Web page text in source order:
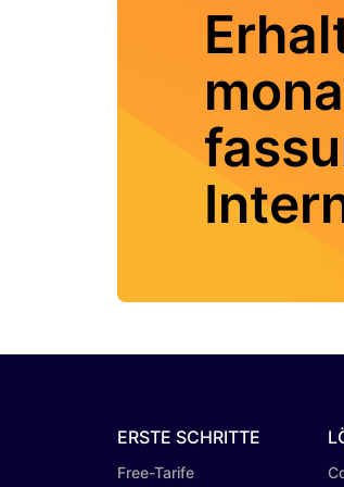
ERSTE SCHRITTE
Free-Tarife